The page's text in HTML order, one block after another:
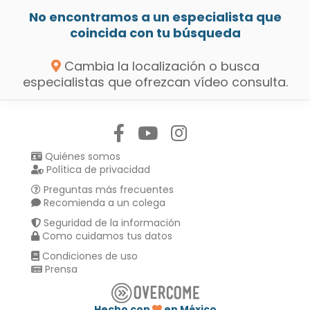
No encontramos a un especialista que
coincida con tu búsqueda
Cambia la localización o busca
especialistas que ofrezcan vídeo consulta.
Quiénes somos
Política de privacidad
Preguntas más frecuentes
Recomienda a un colega
Seguridad de la información
Como cuidamos tus datos
Condiciones de uso
Prensa